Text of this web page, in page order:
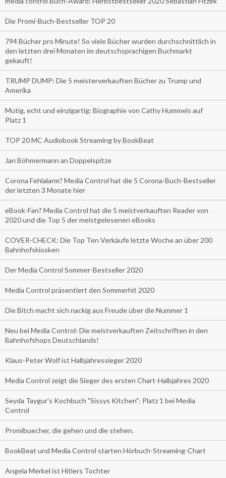
Die Promi-Buch-Bestseller TOP 20
794 Bücher pro Minute! So viele Bücher wurden durchschnittlich in
den letzten drei Monaten im deutschsprachigen Buchmarkt
gekauft!
TRUMP DUMP: Die 5 meisterverkauften Bücher zu Trump und
Amerika
Mutig, echt und einzigartig: Biographie von Cathy Hummels auf
Platz 1
TOP 20 MC Audiobook Streaming by BookBeat
Jan Böhmermann an Doppelspitze
Corona Fehlalarm? Media Control hat die 5 Corona-Buch-Bestseller
der letzten 3 Monate hier
eBook-Fan? Media Control hat die 5 meistverkauften Reader von
2020 und die Top 5 der meistgelesenen eBooks
COVER-CHECK: Die Top Ten Verkäufe letzte Woche an über 200
Bahnhofskiosken
Der Media Control Sommer-Bestseller 2020
Media Control präsentiert den Sommerhit 2020
Die Bitch macht sich nackig aus Freude über die Nummer 1
Neu bei Media Control: Die meistverkauften Zeitschriften in den
Bahnhofshops Deutschlands!
Klaus-Peter Wolf ist Halbjahressieger 2020
Media Control zeigt die Sieger des ersten Chart-Halbjahres 2020
Seyda Taygur's Kochbuch "Sissys Kitchen": Platz 1 bei Media
Control
Promibuecher, die gehen und die stehen.
BookBeat und Media Control starten Hörbuch-Streaming-Chart
Angela Merkel ist Hitlers Tochter